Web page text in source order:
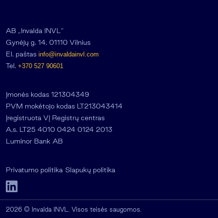
AB „Invalda INVL“
Gynėjų g. 14, 01110 Vilnius
El. paštas info@invaldainvl.com
Tel. +370 527 90601
Įmonės kodas 121304349
PVM mokėtojo kodas LT213043414
Įregistruota VĮ Registrų centras
A.s. LT25 4010 0424 0124 2013
Luminor Bank AB
Privatumo politika Slapukų politika
2026 © Invalda INVL. Visos teisės saugomos.